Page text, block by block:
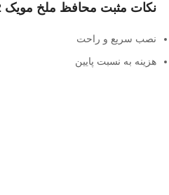
نکات مثبت محافظ ملخ مویک 2 :
نصب سریع و راحت
هزینه به نسبت پایین